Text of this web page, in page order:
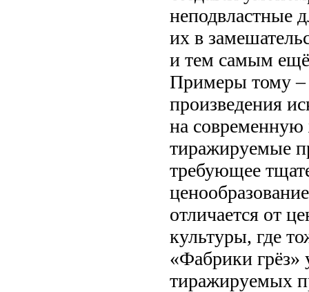
неподвластные
их в
и тем самым
Примеры тому –
произведения
на современную
тиражируемые
требующее
отличается от
культуры, где
«Фабрики грёз»
тиражируемых